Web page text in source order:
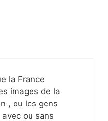
la France
images de la
, ou les gens
ou sans